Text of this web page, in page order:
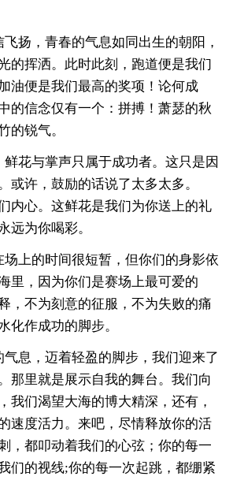
扬，青春的气息如同出生的朝阳，
的挥洒。此时此刻，跑道便是我们
油便是我们最高的奖项！论何成
的信念仅有一个：拼搏！萧瑟的秋
的锐气。
花与掌声只属于成功者。这只是因
或许，鼓励的话说了太多太多。
内心。这鲜花是我们为你送上的礼
远为你喝彩。
上的时间很短暂，但你们的身影依
里，因为你们是赛场上最可爱的
，不为刻意的征服，不为失败的痛
化作成功的脚步。
息，迈着轻盈的脚步，我们迎来了
那里就是展示自我的舞台。我们向
我们渴望大海的博大精深，还有，
速度活力。来吧，尽情释放你的活
，都叩动着我们的心弦；你的每一
们的视线;你的每一次起跳，都绷紧